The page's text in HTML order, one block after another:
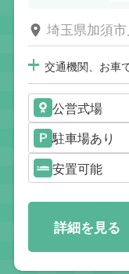
埼玉県加須
交通機関、お車
公営式場
駐車場あり
安置可能
詳細を見る